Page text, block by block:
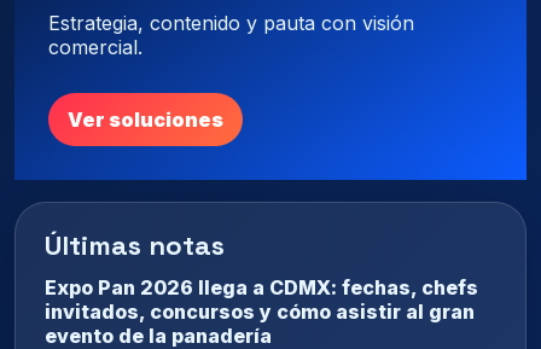
Estrategia, contenido y pauta con visión
comercial.
Ver soluciones
Últimas notas
Expo Pan 2026 llega a CDMX: fechas, chefs
invitados, concursos y cómo asistir al gran
evento de la panadería